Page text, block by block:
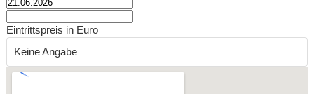
Eintrittspreis in Euro
Keine Angabe